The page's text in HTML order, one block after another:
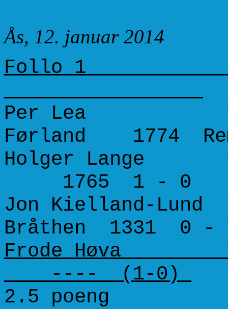
Ås, 12. januar 2014
Follo 1
Per Lea
Førland 1774
Holger Lange
1765 1 - 0
Jon Kielland-Lund
Bråthen 1331 0 -
Frode Høva
---- (1-0)
2.5 poeng